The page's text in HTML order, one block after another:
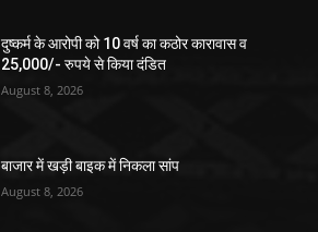
दुष्कर्म के आरोपी को 10 वर्ष का कठोर कारावास व
25,000/- रुपये से किया दंडित
August 8, 2026
बाजार में खड़ी बाइक में निकला सांप
August 8, 2026